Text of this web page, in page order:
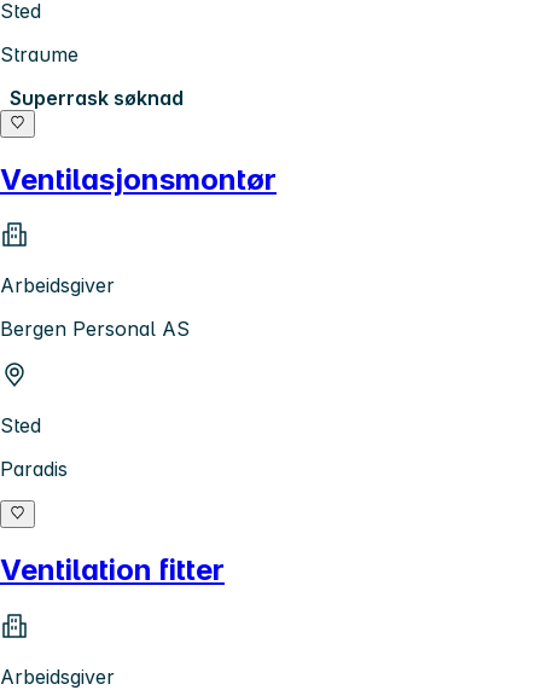
Sted
Straume
Superrask søknad
Ventilasjonsmontør
Arbeidsgiver
Bergen Personal AS
Sted
Paradis
Ventilation fitter
Arbeidsgiver